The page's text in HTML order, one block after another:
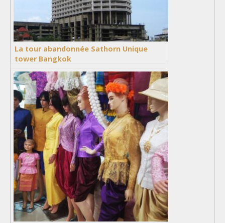
La tour abandonnée Sathorn Unique
tower Bangkok